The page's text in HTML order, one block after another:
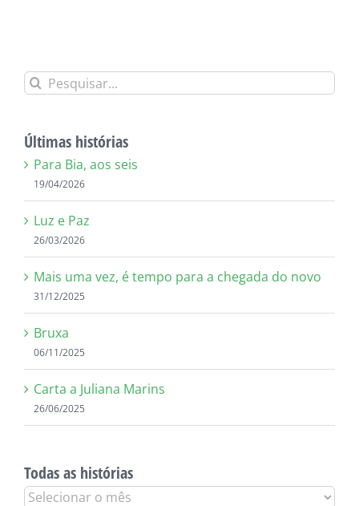
resultados
Para Bia, aos seis
19/04/2026
Luz e Paz
26/03/2026
Mais uma vez, é tempo para a chegada do novo
31/12/2025
Bruxa
06/11/2025
Carta a Juliana Marins
26/06/2025
Todas
as